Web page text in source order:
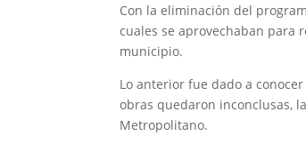
Con la eliminación del
cuales se aprovechaban para
municipio.
Lo anterior fue dado a
obras quedaron inconclusas,
Metropolitano.